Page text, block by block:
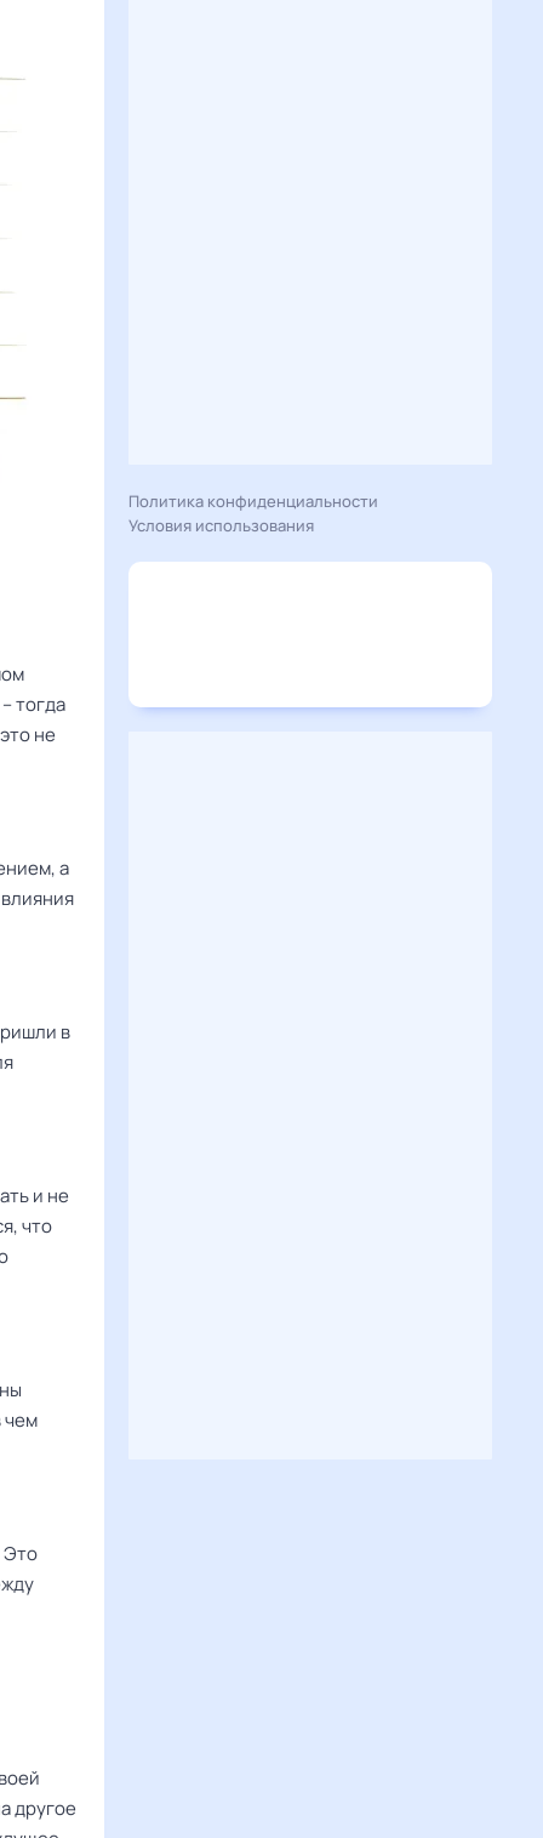
тогда
не
а
в
и не
что
чем
Это
другое
Политика конфиденциальности
Условия использования